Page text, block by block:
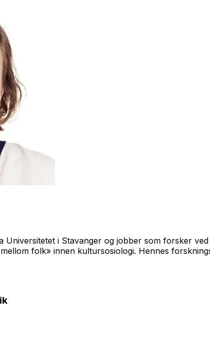
Universitetet i Stavanger og jobber som forsker
folk» innen kultursosiologi. Hennes